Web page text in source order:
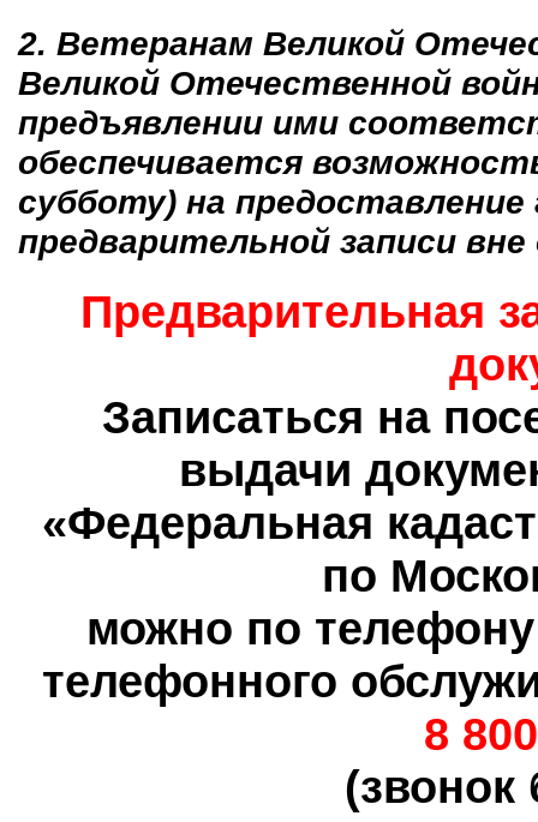
2. Ветеранам Великой
Великой Отечественной
предъявлении ими
обеспечивается
субботу) на предоставление
предварительной записи вне
Предварительная
Записаться на
выдачи
«Федеральная
по
можно по
телефонного
8
(звонок